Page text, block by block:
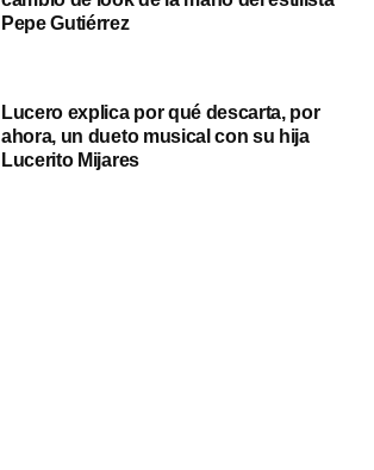
Pepe Gutiérrez
Lucero explica por qué descarta, por
ahora, un dueto musical con su hija
Lucerito Mijares